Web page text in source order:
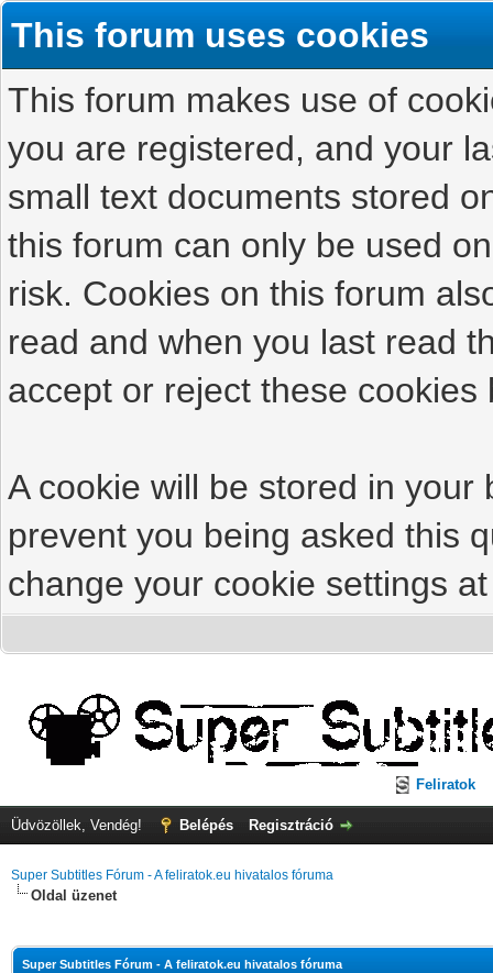
This forum uses cookies
This forum makes use of
you are registered, and your
small text documents stored
this forum can only be used
risk. Cookies on this forum
read and when you last read
accept or reject these cookies
A cookie will be stored in
prevent you being asked this
change your cookie settings
Feliratok
Üdvözöllek, Vendég! Belépés Regisztráció
Super Subtitles Fórum - A feliratok.eu hivatalos fóruma
Oldal üzenet
Super Subtitles Fórum - A feliratok.eu hivatalos fóruma